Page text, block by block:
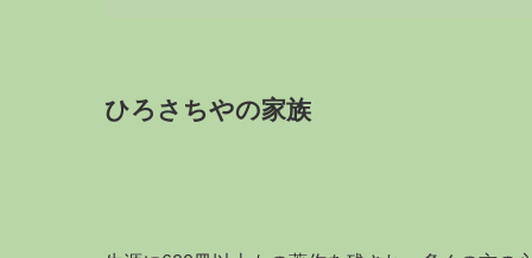
ひろさちやの家族